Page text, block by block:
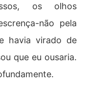
os olhos
não pela
havia virado de
que eu ousaria.